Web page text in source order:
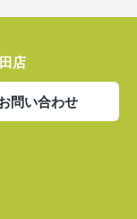
店
問い合わせ